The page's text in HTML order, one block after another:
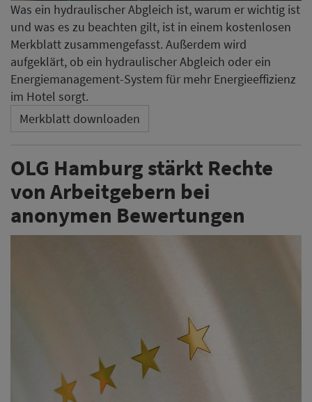
Was ein hydraulischer Abgleich ist, warum er wichtig ist
und was es zu beachten gilt, ist in einem kostenlosen
Merkblatt zusammengefasst. Außerdem wird
aufgeklärt, ob ein hydraulischer Abgleich oder ein
Energiemanagement-System für mehr Energieeffizienz
im Hotel sorgt.
Merkblatt downloaden
OLG Hamburg stärkt Rechte
von Arbeitgebern bei
anonymen Bewertungen